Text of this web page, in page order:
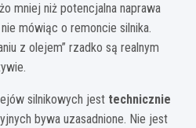
mniej niż potencjalna naprawa
mówiąc o remoncie silnika.
z olejem” rzadko są realnym
silnikowych jest technicznie
bywa uzasadnione. Nie jest